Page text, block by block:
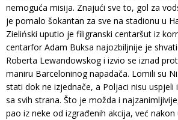
nemoguća misija. Znajući sve to, gol za
je pomalo šokantan za sve na stadionu u
Zieliński uputio je filigranski centaršut iz
centarfor Adam Buksa najozbiljnije je
Roberta Lewandowskog i izvio se iznad
maniru Barceloninog napadača. Lomili su
stati dok ne izjednače, a Poljaci nisu uspjeli
sa svih strana. Što je možda i
pao iz neke od izgrađenih akcija, već nakon